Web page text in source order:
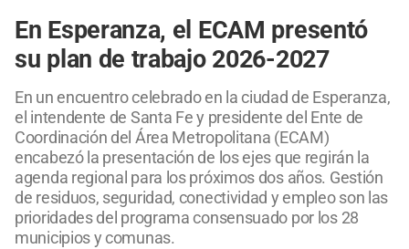
En Esperanza, el ECAM presentó
su plan de trabajo 2026-2027
En un encuentro celebrado en la ciudad de Esperanza,
el intendente de Santa Fe y presidente del Ente de
Coordinación del Área Metropolitana (ECAM)
encabezó la presentación de los ejes que regirán la
agenda regional para los próximos dos años. Gestión
de residuos, seguridad, conectividad y empleo son las
prioridades del programa consensuado por los 28
municipios y comunas.